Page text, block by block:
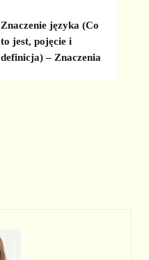
Znaczenie języka (Co
to jest, pojęcie i
definicja) – Znaczenia